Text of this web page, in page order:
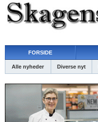
FORSIDE
Alle nyheder Diverse nyt